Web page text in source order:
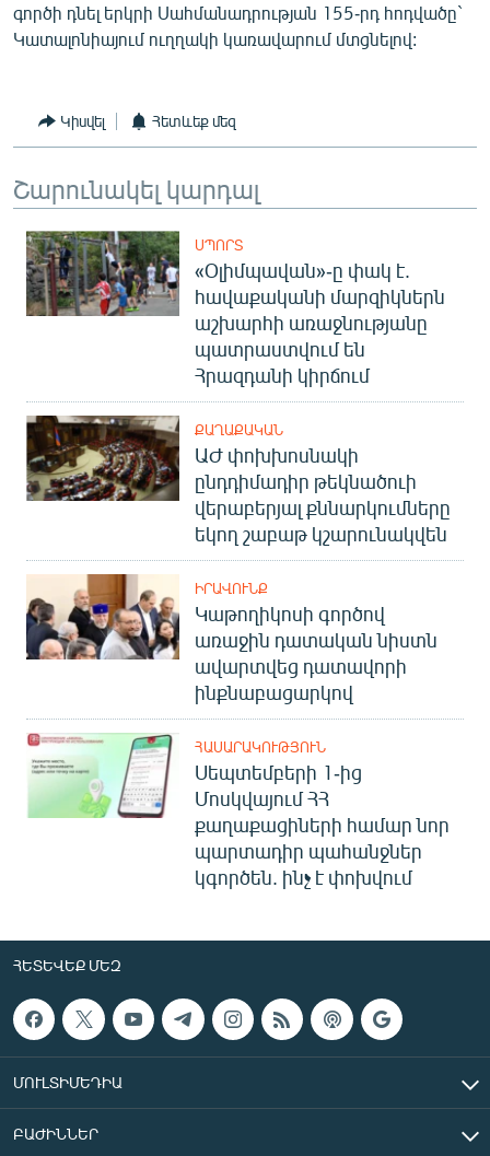
գործի դնել երկրի Սահմանադրության 155-րդ հոդվածը`
Կատալոնիայում ուղղակի կառավարում մտցնելով:
Կիսվել Հետևեք մեզ
Շարունակել կարդալ
ՍՊՈՐՏ
«Օլիմպավան»-ը փակ է.
հավաքականի մարզիկներն
աշխարհի առաջնությանը
պատրաստվում են
Հրազդանի կիրճում
ՔԱՂԱՔԱԿԱՆ
ԱԺ փոխխոսնակի
ընդդիմադիր թեկնածուի
վերաբերյալ քննարկումները
եկող շաբաթ կշարունակվեն
ԻՐԱՎՈՒՆՔ
Կաթողիկոսի գործով
առաջին դատական նիստն
ավարտվեց դատավորի
ինքնաբացարկով
ՀԱՍԱՐԱԿՈՒԹՅՈՒՆ
Սեպտեմբերի 1-ից
Մոսկվայում ՀՀ
քաղաքացիների համար նոր
պարտադիր պահանջներ
կգործեն. ինչ է փոխվում
ՀԵՏԵՎԵՔ ՄԵԶ
ՄՈՒԼՏԻՄԵԴԻԱ
ԲԱԺԻՆՆԵՐ